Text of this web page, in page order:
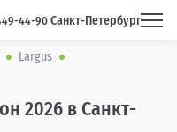
44-90 Санкт-Петербург
Largus
2026 в Санкт-